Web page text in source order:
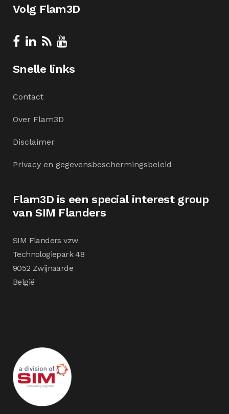
Volg Flam3D
Snelle links
Contact
Over Flam3D
Disclaimer
Privacy en gegevensbeschermingsbeleid
Flam3D is een special interest group
van SIM Flanders
SIM Flanders vzw
Technologiepark 48
9052 Zwijnaarde
België